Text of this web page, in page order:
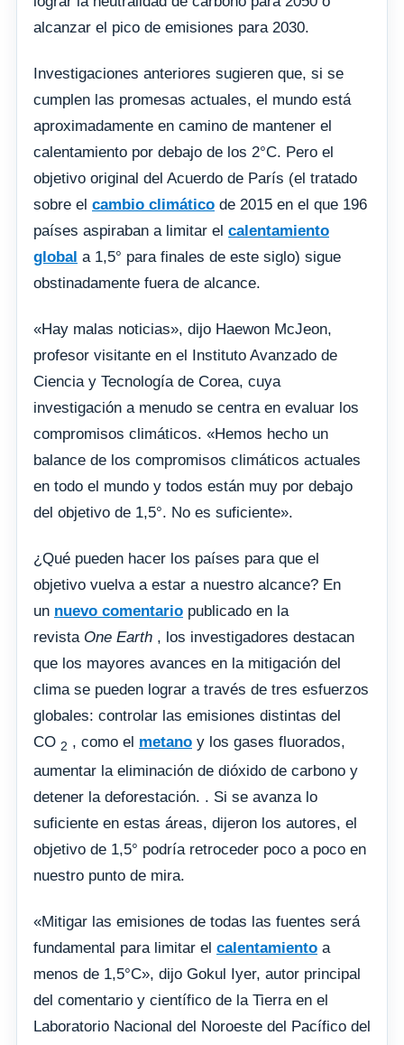
alcanzar el pico de emisiones para 2030.
Investigaciones anteriores sugieren que, si se
cumplen las promesas actuales, el mundo está
aproximadamente en camino de mantener el
calentamiento por debajo de los 2°C. Pero el
objetivo original del Acuerdo de París (el tratado
sobre el cambio climático de 2015 en el que 196
países aspiraban a limitar el calentamiento
global a 1,5° para finales de este siglo) sigue
obstinadamente fuera de alcance.
«Hay malas noticias», dijo Haewon McJeon,
profesor visitante en el Instituto Avanzado de
Ciencia y Tecnología de Corea, cuya
investigación a menudo se centra en evaluar los
compromisos climáticos. «Hemos hecho un
balance de los compromisos climáticos actuales
en todo el mundo y todos están muy por debajo
del objetivo de 1,5°. No es suficiente».
¿Qué pueden hacer los países para que el
objetivo vuelva a estar a nuestro alcance? En
un nuevo comentario publicado en la
revista One Earth , los investigadores destacan
que los mayores avances en la mitigación del
clima se pueden lograr a través de tres esfuerzos
globales: controlar las emisiones distintas del
CO 2 , como el metano y los gases fluorados,
aumentar la eliminación de dióxido de carbono y
detener la deforestación. . Si se avanza lo
suficiente en estas áreas, dijeron los autores, el
objetivo de 1,5° podría retroceder poco a poco en
nuestro punto de mira.
«Mitigar las emisiones de todas las fuentes será
fundamental para limitar el calentamiento a
menos de 1,5°C», dijo Gokul Iyer, autor principal
del comentario y científico de la Tierra en el
Laboratorio Nacional del Noroeste del Pacífico del